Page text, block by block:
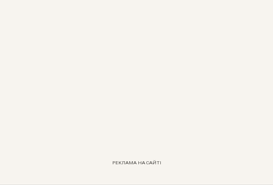
РЕКЛАМА НА САЙТІ